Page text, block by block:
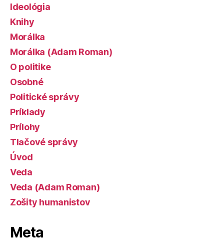
Ideológia
Knihy
Morálka
Morálka (Adam Roman)
O politike
Osobné
Politické správy
Príklady
Prílohy
Tlačové správy
Úvod
Veda
Veda (Adam Roman)
Zošity humanistov
Meta